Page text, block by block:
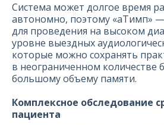
Система может долгое время
автономно, поэтому «аТимп»
для проведения на высоком
уровне выездных
которые можно сохранять
в неограниченном количестве
большому объему памяти.
Комплексное обследование
пациента